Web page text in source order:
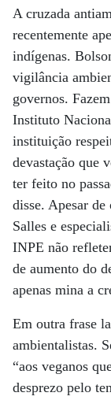
A cruzada
recentemente
indígenas.
vigilância
governos.
Instituto
instituição
devastação que
ter feito no
disse. Apesar
Salles e
INPE não
de aumento do
apenas mina a
Em outra frase
ambientalistas.
“aos veganos
desprezo pelo